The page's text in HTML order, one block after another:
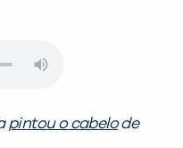
pintou o cabelode